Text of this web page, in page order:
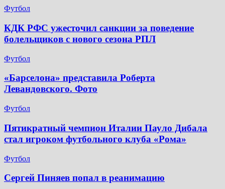
Футбол
КДК РФС ужесточил санкции за поведение
болельщиков с нового сезона РПЛ
Футбол
«Барселона» представила Роберта
Левандовского. Фото
Футбол
Пятикратный чемпион Италии Пауло Дибала
стал игроком футбольного клуба «Рома»
Футбол
Сергей Пиняев попал в реанимацию